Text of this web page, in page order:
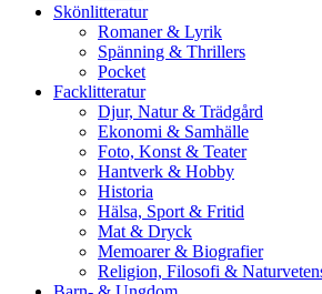
Skönlitteratur
Romaner & Lyrik
Spänning & Thrillers
Pocket
Facklitteratur
Djur, Natur & Trädgård
Ekonomi & Samhälle
Foto, Konst & Teater
Hantverk & Hobby
Historia
Hälsa, Sport & Fritid
Mat & Dryck
Memoarer & Biografier
Religion, Filosofi &